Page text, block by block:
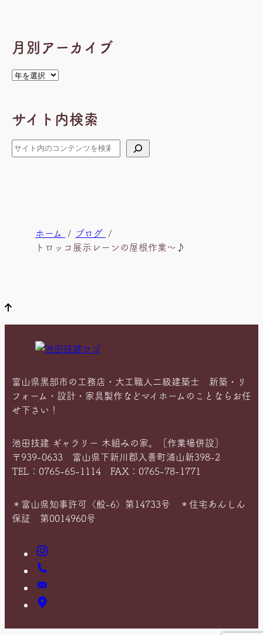
月別アーカイブ
ア
イ
ブ
サイト内検索
検
索
ホーム
ブログ
トロッコ展示レーンの屋根作業～♪
富山県黒部市の工務店・大工職人二級建築士 新築・リ
フォーム・設計・家具製作などマイホームのことならお任
せ下さい！
池田技建 ギャラリー 木組みの家。［作業場併設］
〒939-0633 富山県下新川郡入善町浦山新398-2
TEL：0765-65-1114 FAX：0765-78-1771
＊富山県知事許可〈般-6〉第14733号 ＊住宅あんしん
保証 第0014960号
合
セ